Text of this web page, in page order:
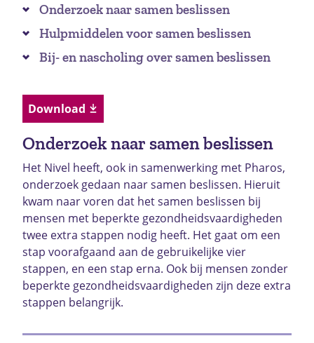
Onderzoek naar samen beslissen
Hulpmiddelen voor samen beslissen
Bij- en nascholing over samen beslissen
Download
Onderzoek naar samen beslissen
Het Nivel heeft, ook in samenwerking met Pharos,
onderzoek gedaan naar samen beslissen. Hieruit
kwam naar voren dat het samen beslissen bij
mensen met beperkte gezondheidsvaardigheden
twee extra stappen nodig heeft. Het gaat om een
stap voorafgaand aan de gebruikelijke vier
stappen, en een stap erna. Ook bij mensen zonder
beperkte gezondheidsvaardigheden zijn deze extra
stappen belangrijk.